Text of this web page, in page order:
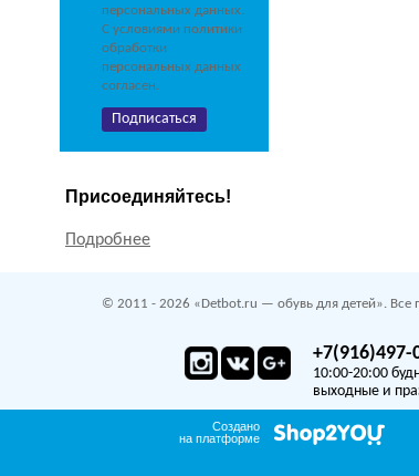
персональных данных.
С условиями политики
обработки
персональных данных
согласен.
Присоединяйтесь!
Подробнее
© 2011 - 2026 «Detbot.ru — обувь для детей». Все
+7(916)497-
10:00-20:00
выходные и
Создано
на платформе